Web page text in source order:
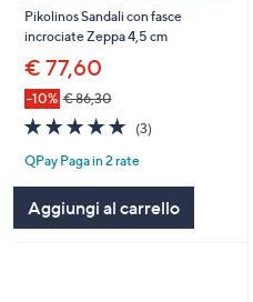
Pikolinos Sandali con fasce
incrociate Zeppa 4,5 cm
€ 77,60
-10% € 86,30
4.7
of
5
(3)3
QPay Paga in 2 rate
Aggiungi al carrello